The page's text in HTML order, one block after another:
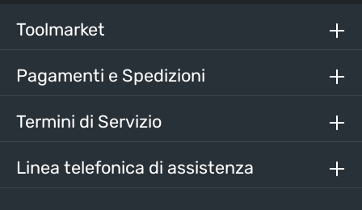
nostri termini e condizioni generali
Inserisci i caratteri sopra*
Linea telefonica di assistenza
Toolmarket
Pagamenti e Spedizioni
Termini di Servizio